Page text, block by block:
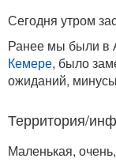
Сегодня утром
Ранее мы были в
Кемере, было
ожиданий,
Территория/
Маленькая,